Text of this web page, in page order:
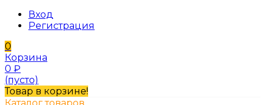
Вход
Регистрация
0
Корзина
0 ₽
(пусто)
Товар в корзине!